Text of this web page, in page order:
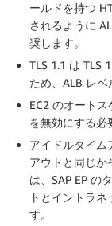
ールドを持つ
されるように
奨します。
TLS 1.1 は TLS
ため、ALB レベ
EC2 のオート
を無効にする必
アイドルタイム
アウトと同じか
は、SAP EP の
トとイントラ
す。